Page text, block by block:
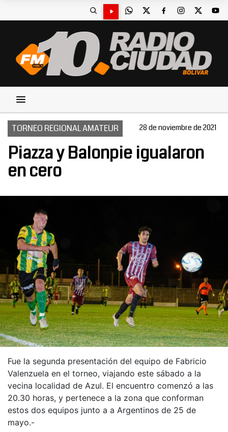
TORNEO REGIONAL AMATEUR 28 de noviembre de 2021
Piazza y Balonpie igualaron
en cero
Fue la segunda presentación del equipo de Fabricio
Valenzuela en el torneo, viajando este sábado a la
vecina localidad de Azul. El encuentro comenzó a las
20.30 horas, y pertenece a la zona que conforman
estos dos equipos junto a a Argentinos de 25 de
mayo.-